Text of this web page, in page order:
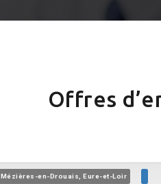
Offres
Mézières-en-Drouais, Eure-et-Loir